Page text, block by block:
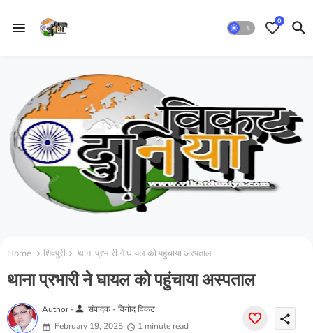
0
Home शिवपुरी थाना प्रभारी ने घायल को पहुंचाया अस्पताल
थाना प्रभारी ने घायल को पहुंचाया अस्पताल
Author -person संपादक - विनोद विकट
February 19, 2025
1 minute read
share